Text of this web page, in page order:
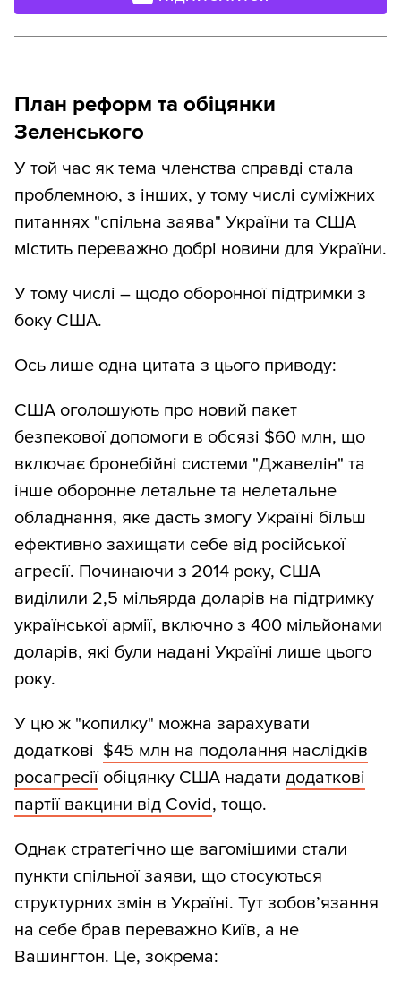
План реформ та обіцянки
Зеленського
У той час як тема членства справді стала
проблемною, з інших, у тому числі суміжних
питаннях "спільна заява" України та США
містить переважно добрі новини для України.
У тому числі – щодо оборонної підтримки з
боку США.
Ось лише одна цитата з цього приводу:
США оголошують про новий пакет
безпекової допомоги в обсязі $60 млн, що
включає бронебійні системи "Джавелін" та
інше оборонне летальне та нелетальне
обладнання, яке дасть змогу Україні більш
ефективно захищати себе від російської
агресії. Починаючи з 2014 року, США
виділили 2,5 мільярда доларів на підтримку
української армії, включно з 400 мільйонами
доларів, які були надані Україні лише цього
року.
У цю ж "копилку" можна зарахувати
додаткові $45 млн на подолання наслідків
росагресіїобіцянку США надати додаткові
партії вакцини від Covid, тощо.
Однак стратегічно ще вагомішими стали
пункти спільної заяви, що стосуються
структурних змін в Україні. Тут зобов’язання
на себе брав переважно Київ, а не
Вашингтон. Це, зокрема: